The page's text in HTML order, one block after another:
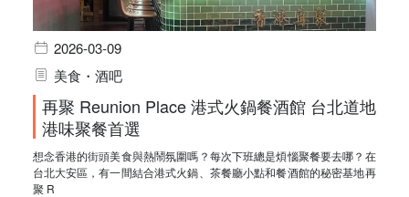
2026-03-09
美食・酒吧
再聚 Reunion Place 港式火鍋餐酒館 台北道地
港味聚餐首選
想念香港的街頭美食與熱鬧氛圍嗎？每次下班總是煩惱聚餐要去哪？在
台北大安區，有一間結合港式火鍋、茶餐廳小點和餐酒館的秘密基地再
聚 R